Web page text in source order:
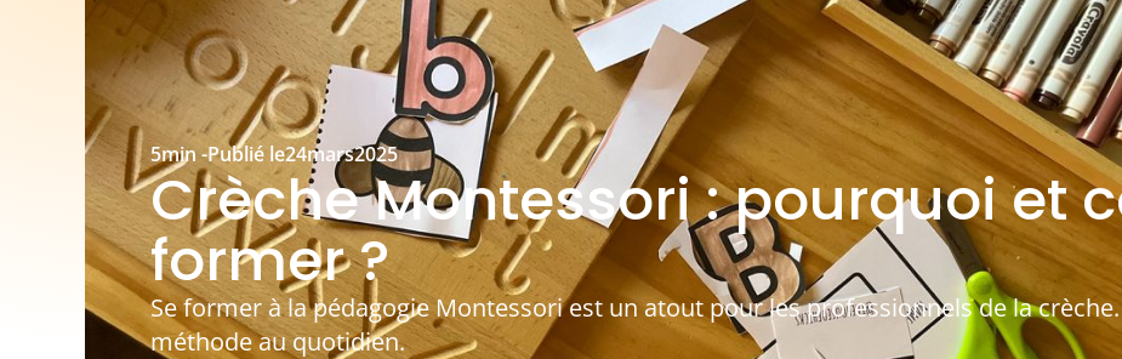
5min -Publié le24mars2025
Crèche Montessori : pourquoi et
former ?
Se former à la pédagogie Montessori est un atout pour les professionnels de la
méthode au quotidien.